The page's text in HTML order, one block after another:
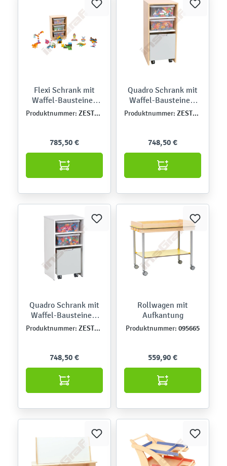
Flexi Schrank mit
Waffel-Bausteinen
Mini
Produktnummer: ZEST5414
785,50 €
Quadro Schrank mit
Waffel-Bausteinen,
Ahorn Jylland
Produktnummer: ZEST5490
748,50 €
Quadro Schrank mit
Waffel-Bausteinen,
weiß
Produktnummer: ZEST5490W
748,50 €
Rollwagen mit
Aufkantung
Produktnummer: 095665
559,90 €